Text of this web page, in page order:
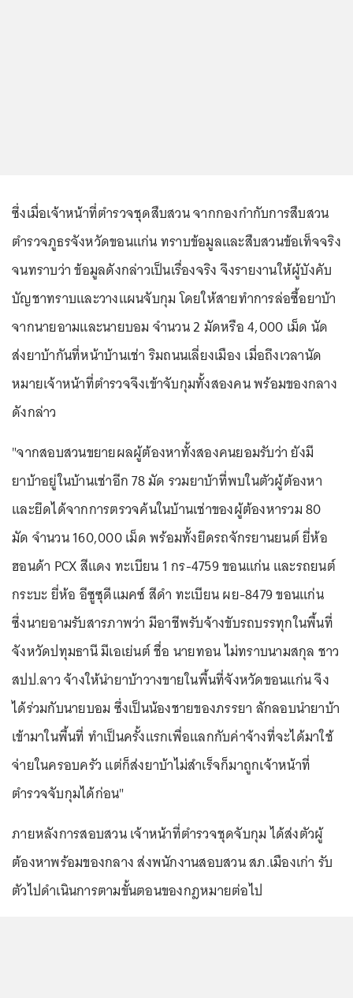
ซึ่งเมื่อเจ้าหน้าที่ตำรวจชุดสืบสวน จากกองกำกับการสืบสวน
ตำรวจภูธรจังหวัดขอนแก่น ทราบข้อมูลและสืบสวนข้อเท็จจริง
จนทราบว่า ข้อมูลดังกล่าวเป็นเรื่องจริง จึงรายงานให้ผู้บังคับ
บัญชาทราบและวางแผนจับกุม โดยให้สายทำการล่อซื้อยาบ้า
จากนายอามและนายบอม จำนวน 2 มัดหรือ 4,000 เม็ด นัด
ส่งยาบ้ากันที่หน้าบ้านเช่า ริมถนนเลี่ยงเมือง เมื่อถึงเวลานัด
หมายเจ้าหน้าที่ตำรวจจึงเข้าจับกุมทั้งสองคน พร้อมของกลาง
ดังกล่าว
"จากสอบสวนขยายผลผู้ต้องหาทั้งสองคนยอมรับว่า ยังมี
ยาบ้าอยู่ในบ้านเช่าอีก 78 มัด รวมยาบ้าที่พบในตัวผู้ต้องหา
และยึดได้จากการตรวจค้นในบ้านเช่าของผู้ต้องหารวม 80
มัด จำนวน 160,000 เม็ด พร้อมทั้งยึดรถจักรยานยนต์ ยี่ห้อ
ฮอนด้า PCX สีแดง ทะเบียน 1 กร-4759 ขอนแก่น และรถยนต์
กระบะ ยี่ห้อ อีซูซุดีแมคซ์ สีดำ ทะเบียน ผย-8479 ขอนแก่น
ซึ่งนายอามรับสารภาพว่า มีอาชีพรับจ้างขับรถบรรทุกในพื้นที่
จังหวัดปทุมธานี มีเอเย่นต์ ชื่อ นายทอน ไม่ทราบนามสกุล ชาว
สปป.ลาว จ้างให้นำยาบ้าวางขายในพื้นที่จังหวัดขอนแก่น จึง
ได้ร่วมกับนายบอม ซึ่งเป็นน้องชายของภรรยา ลักลอบนำยาบ้า
เข้ามาในพื้นที่ ทำเป็นครั้งแรกเพื่อแลกกับค่าจ้างที่จะได้มาใช้
จ่ายในครอบครัว แต่ก็ส่งยาบ้าไม่สำเร็จก็มาถูกเจ้าหน้าที่
ตำรวจจับกุมได้ก่อน"
ภายหลังการสอบสวน เจ้าหน้าที่ตำรวจชุดจับกุม ได้ส่งตัวผู้
ต้องหาพร้อมของกลาง ส่งพนักงานสอบสวน สภ.เมืองเก่า รับ
ตัวไปดำเนินการตามขั้นตอนของกฎหมายต่อไป